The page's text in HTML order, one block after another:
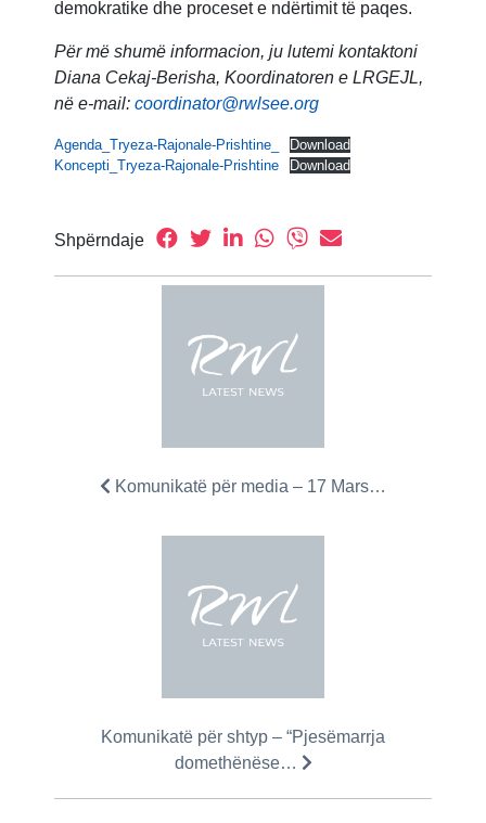
demokratike dhe proceset e ndërtimit të paqes.
Për më shumë informacion, ju lutemi kontaktoni
Diana Cekaj-Berisha, Koordinatoren e LRGEJL,
në e-mail: coordinator@rwlsee.org
Agenda_Tryeza-Rajonale-Prishtine_
Download
Koncepti_Tryeza-Rajonale-Prishtine
Download
Shpërndaje
Komunikatë për media – 17 Mars…
Komunikatë për shtyp – “Pjesëmarrja
domethënëse…